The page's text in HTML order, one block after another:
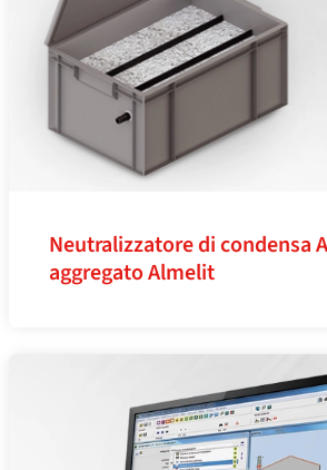
Neutralizzatore di condensa
aggregato Almelit